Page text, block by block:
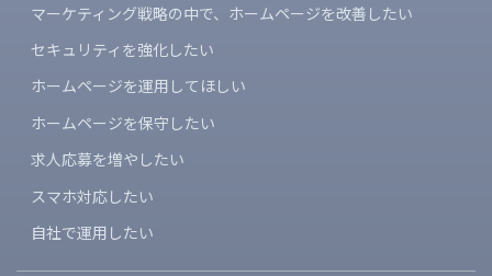
マーケティング戦略の中で、 ホームページを改善したい
セキュリティを強化したい
ホームページを運用してほしい
ホームページを保守したい
求人応募を増やしたい
スマホ対応したい
自社で運用したい